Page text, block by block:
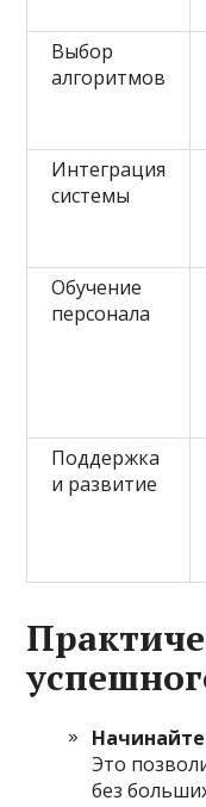
Выбор
алгоритмов
Интеграция
системы
Обучение
персонала
Поддержка
и развитие
Это
без